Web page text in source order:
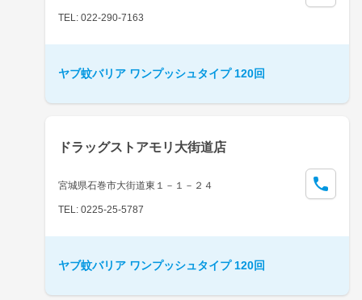
TEL: 022-290-7163
ヤブ蚊バリア ワンプッシュタイプ 120回
ドラッグストアモリ大街道店
宮城県石巻市大街道東１－１－２４
TEL: 0225-25-5787
ヤブ蚊バリア ワンプッシュタイプ 120回